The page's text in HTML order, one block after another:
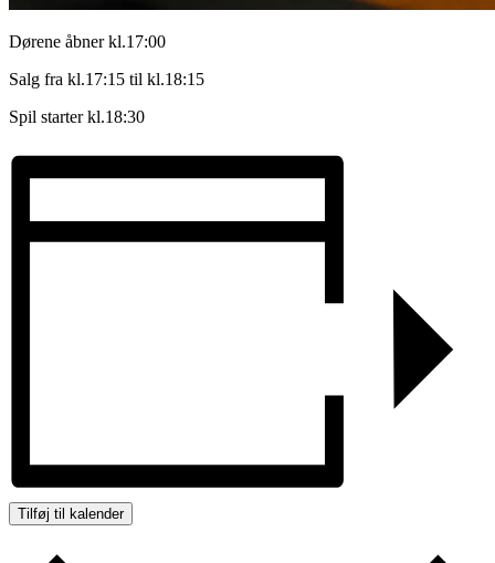
Dørene åbner kl.17:00
Salg fra kl.17:15 til kl.18:15
Spil starter kl.18:30
Tilføj til kalender